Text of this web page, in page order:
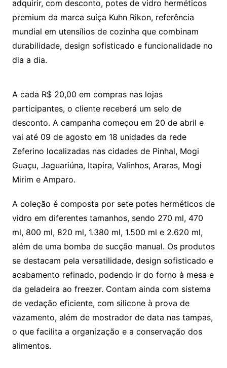
adquirir, com desconto, potes de vidro herméticos
premium da marca suíça Kuhn Rikon, referência
mundial em utensílios de cozinha que combinam
durabilidade, design sofisticado e funcionalidade no
dia a dia.
A cada R$ 20,00 em compras nas lojas
participantes, o cliente receberá um selo de
desconto. A campanha começou em 20 de abril e
vai até 09 de agosto em 18 unidades da rede
Zeferino localizadas nas cidades de Pinhal, Mogi
Guaçu, Jaguariúna, Itapira, Valinhos, Araras, Mogi
Mirim e Amparo.
A coleção é composta por sete potes herméticos de
vidro em diferentes tamanhos, sendo 270 ml, 470
ml, 800 ml, 820 ml, 1.380 ml, 1.500 ml e 2.620 ml,
além de uma bomba de sucção manual. Os produtos
se destacam pela versatilidade, design sofisticado e
acabamento refinado, podendo ir do forno à mesa e
da geladeira ao freezer. Contam ainda com sistema
de vedação eficiente, com silicone à prova de
vazamento, além de mostrador de data nas tampas,
o que facilita a organização e a conservação dos
alimentos.